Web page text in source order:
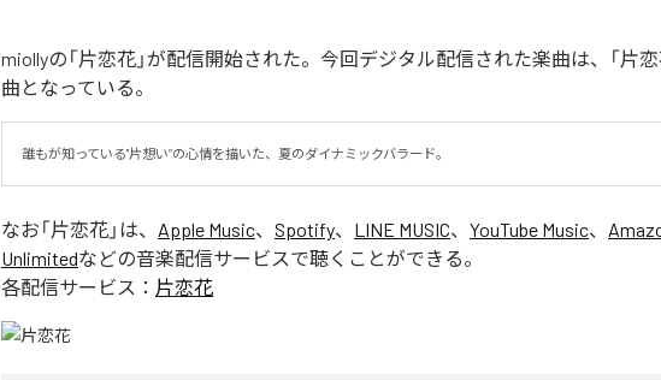
miollyの「片恋花」が配信開始された。今回デジタル配信された楽曲は、「片恋
曲となっている。
誰もが知っている"片想い”の心情を描いた、夏のダイナミックバラード。
なお「片恋花 」は、 Apple Music、 Spotify、 LINE MUSIC、 YouTube Music、
Unlimitedなどの音楽配信サービスで聴くことができる。
各配信サービス： 片恋花